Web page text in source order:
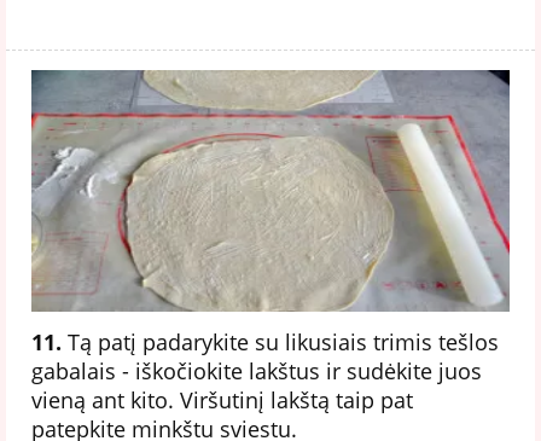
11. Tą patį padarykite su likusiais trimis tešlos
gabalais - iškočiokite lakštus ir sudėkite juos
vieną ant kito. Viršutinį lakštą taip pat
patepkite minkštu sviestu.